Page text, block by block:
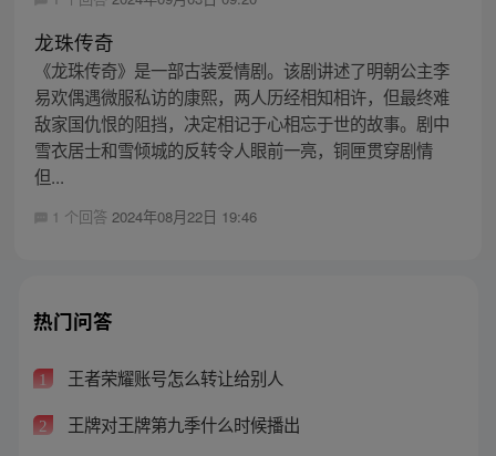
龙珠传奇
《龙珠传奇》是一部古装爱情剧。该剧讲述了明朝公主李
易欢偶遇微服私访的康熙，两人历经相知相许，但最终难
敌家国仇恨的阻挡，决定相记于心相忘于世的故事。剧中
雪衣居士和雪倾城的反转令人眼前一亮，铜匣贯穿剧情
但...
1 个回答 2024年08月22日 19:46
热门问答
1 王者荣耀账号怎么转让给别人
2 王牌对王牌第九季什么时候播出